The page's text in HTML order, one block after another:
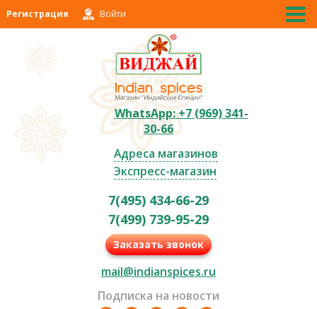
Регистрация Войти
WhatsApp: +7 (969) 341-
30-66
Адреса магазинов
Экспресс-магазин
7(495) 434-66-29
7(499) 739-95-29
Заказать звонок
mail@indianspices.ru
Подписка на новости